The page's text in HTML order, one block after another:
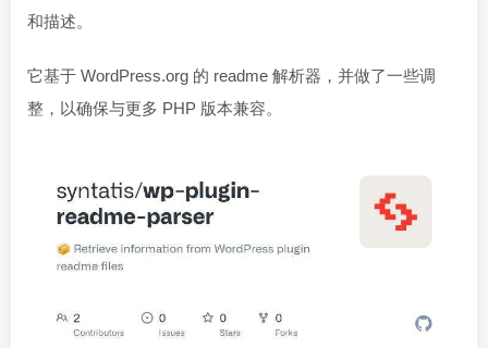
和描述。
它基于 WordPress.org 的 readme 解析器，并做了一些调
整，以确保与更多 PHP 版本兼容。